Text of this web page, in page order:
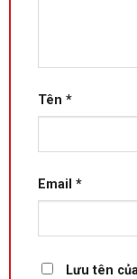
Tên *
Email *
Lưu tên